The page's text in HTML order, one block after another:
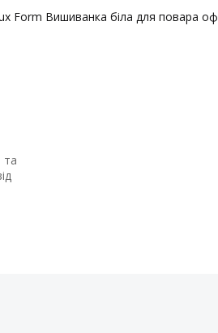
Form Вишиванка біла для повара
та